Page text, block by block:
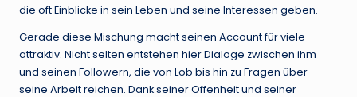
die oft Einblicke in sein Leben und seine Interessen geben.
Gerade diese Mischung macht seinen Account für viele
attraktiv. Nicht selten entstehen hier Dialoge zwischen ihm
und seinen Followern, die von Lob bis hin zu Fragen über
seine Arbeit reichen. Dank seiner Offenheit und seiner